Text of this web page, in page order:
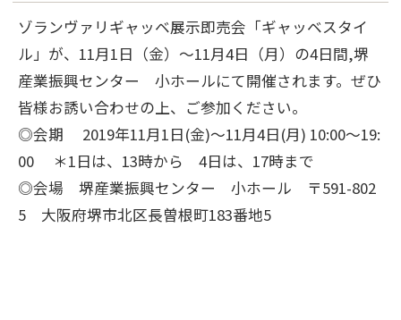
ゾランヴァリギャッベ展示即売会「ギャッベスタイ
ル」が、11月1日（金）～11月4日（月）の4日間,堺
産業振興センター 小ホールにて開催されます。ぜひ
皆様お誘い合わせの上、ご参加ください。
◎会期 2019年11月1日(金)～11月4日(月) 10:00～19:
00 ＊1日は、13時から 4日は、17時まで
◎会場 堺産業振興センター 小ホール 〒591-802
5 大阪府堺市北区長曽根町183番地5